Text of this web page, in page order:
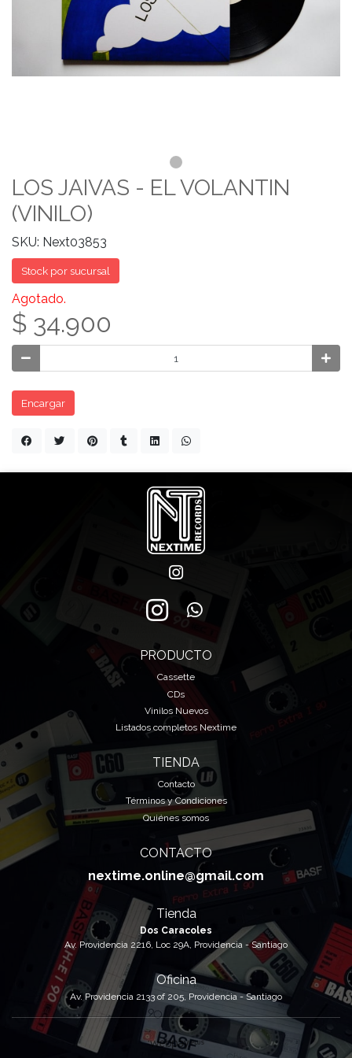
LOS JAIVAS - EL VOLANTIN
(VINILO)
SKU: Next03853
Stock por sucursal
Agotado.
$ 34.900
Encargar
PRODUCTO
Cassette
CDs
Vinilos Nuevos
Listados completos Nextime
TIENDA
Contacto
Términos y Condiciones
Quiénes somos
CONTACTO
nextime.online@gmail.com
Tienda
Dos Caracoles
Av. Providencia 2216, Loc 29A, Providencia - Santiago
Oficina
Av. Providencia 2133 of 205, Providencia - Santiago